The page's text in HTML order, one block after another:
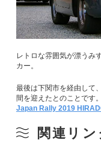
レトロな雰囲気が漂うみ
カー。
最後は下関市を経由して
間を迎えたとのことです
Japan Rally 2019
関連リン